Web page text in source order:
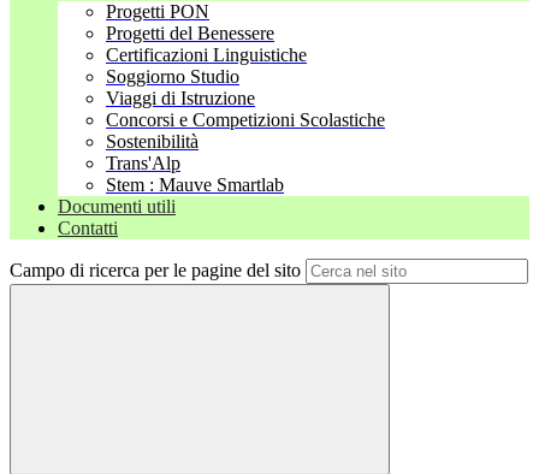
Progetti PON
Progetti del Benessere
Certificazioni Linguistiche
Soggiorno Studio
Viaggi di Istruzione
Concorsi e Competizioni Scolastiche
Sostenibilità
Trans'Alp
Stem : Mauve Smartlab
Documenti utili
Contatti
Campo di ricerca per le pagine del sito